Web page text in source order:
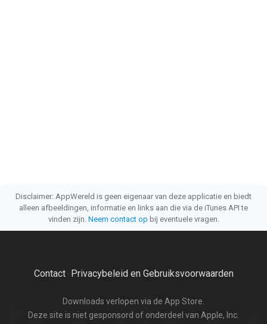
Disclaimer: AppWereld is geen eigenaar van deze applicatie en biedt
alleen afbeeldingen, informatie en links aan die via de iTunes API te
vinden zijn. Neem contact op bij eventuele vragen.
Contact· Privacybeleid en Gebruiksvoorwaarden
Downloads verlopen via de App Store.
Deze site is niet gesponsord of onderdeel van Apple, Inc.